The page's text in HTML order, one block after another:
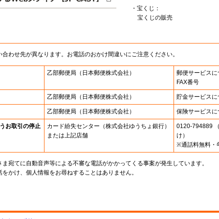
・宝くじ：
宝くじの販売
わせ先が異なります。お電話のおかけ間違いにご注意ください。
乙部郵便局 （日本郵便株式会社）
郵便サービスに
FAX番号
乙部郵便局 （日本郵便株式会社） 貯金サービスに
乙部郵便局 （日本郵便株式会社） 保険サービスに
お取引の停止 カード紛失センター （株式会社ゆうちょ銀行）
または上記店舗
0120-794889
け）
※通話料無料・
宛てに自動音声等による不審な電話がかかってくる事案が発生しています。
かけ、個人情報をお尋ねすることはありません。